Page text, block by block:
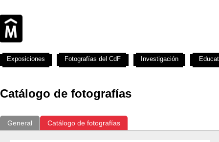
Catálogo de fotografías
General Catálogo de fotografías
Exposiciones Fotografías del CdF Investigación